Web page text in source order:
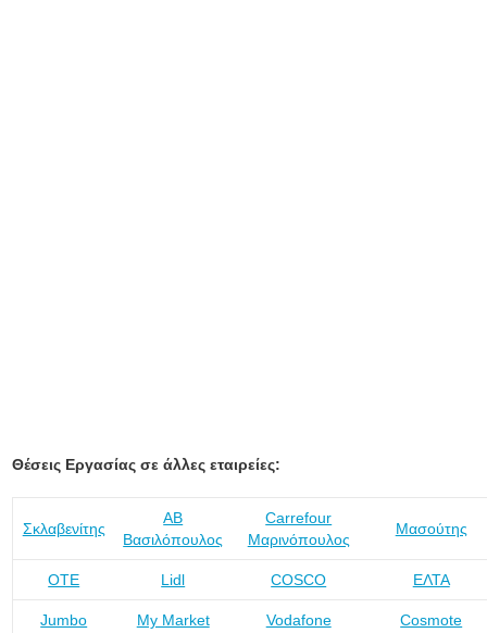
Θέσεις Εργασίας σε άλλες εταιρείες:
Σκλαβενίτης
ΑΒ
Βασιλόπουλος
Carrefour
Μαρινόπουλος
Μασούτης
ΟΤΕ Lidl COSCO ΕΛΤΑ
Jumbo My Market Vodafone Cosmote